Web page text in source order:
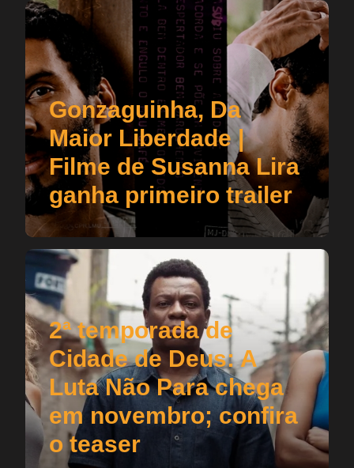
Gonzaguinha, Da
Maior Liberdade |
Filme de Susanna Lira
ganha primeiro trailer
2ª temporada de
Cidade de Deus: A
Luta Não Para chega
em novembro; confira
o teaser